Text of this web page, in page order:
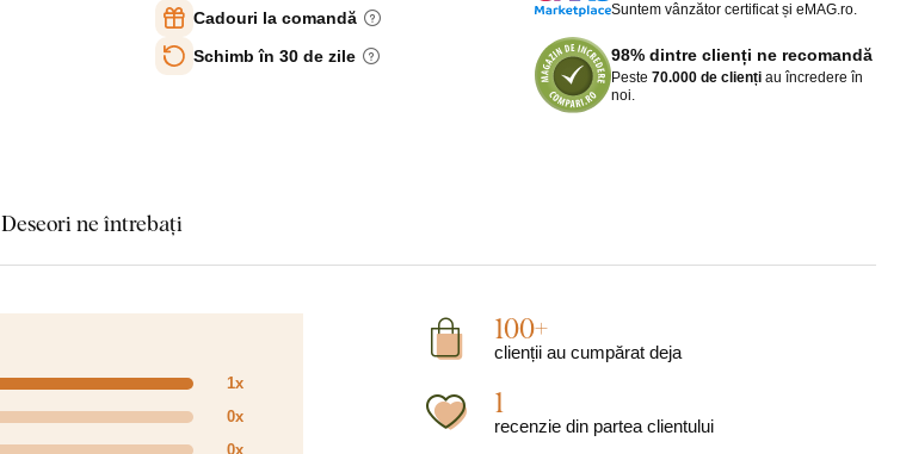
Cadouri la comandă
Schimb în 30 de zile
Suntem vânzător certificat și eMAG.ro.
98% dintre clienți ne recomandă
Peste 70.000 de clienți au încredere în
noi.
Deseori ne întrebați
0x
0x
1x
100+
clienții au cumpărat deja
1
recenzie din partea clientului